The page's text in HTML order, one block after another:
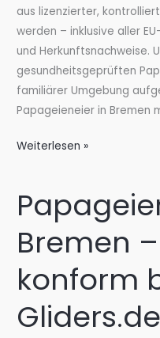
aus lizenzierter,
werden – inklusive aller
und Herkunftsnachweise.
gesundheitsgeprüften
familiärer Umgebung
Papageieneier in Bremen
Papageieneier
–
&
konform
bei
Sugar-
Weiterlesen »
Bremen
konform
Gliders.de